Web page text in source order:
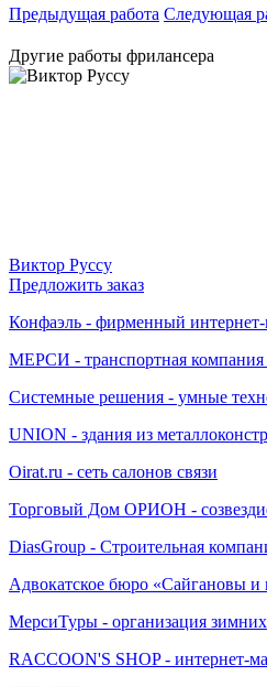
Предыдущая работа Следующая
Другие работы фрилансера
Виктор Руссу
Предложить заказ
Конфаэль - фирменный
МЕРСИ - транспортная компания
Системные решения - умные
UNION - здания из
Oirat.ru - сеть салонов связи
Торговый Дом ОРИОН -
DiasGroup - Строительная
Адвокатское бюро «Сайгановы и
МерсиТуры - организация
RACCOON'S SHOP - интернет-